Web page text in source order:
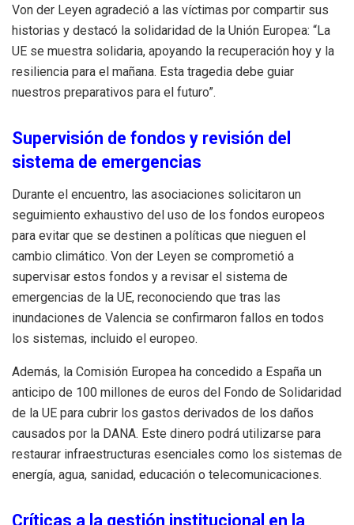
Von der Leyen agradeció a las víctimas por compartir sus
historias y destacó la solidaridad de la Unión Europea: “La
UE se muestra solidaria, apoyando la recuperación hoy y la
resiliencia para el mañana. Esta tragedia debe guiar
nuestros preparativos para el futuro”.
Supervisión de fondos y revisión del
sistema de emergencias
Durante el encuentro, las asociaciones solicitaron un
seguimiento exhaustivo del uso de los fondos europeos
para evitar que se destinen a políticas que nieguen el
cambio climático. Von der Leyen se comprometió a
supervisar estos fondos y a revisar el sistema de
emergencias de la UE, reconociendo que tras las
inundaciones de Valencia se confirmaron fallos en todos
los sistemas, incluido el europeo.
Además, la Comisión Europea ha concedido a España un
anticipo de 100 millones de euros del Fondo de Solidaridad
de la UE para cubrir los gastos derivados de los daños
causados por la DANA. Este dinero podrá utilizarse para
restaurar infraestructuras esenciales como los sistemas de
energía, agua, sanidad, educación o telecomunicaciones.
Críticas a la gestión institucional en la